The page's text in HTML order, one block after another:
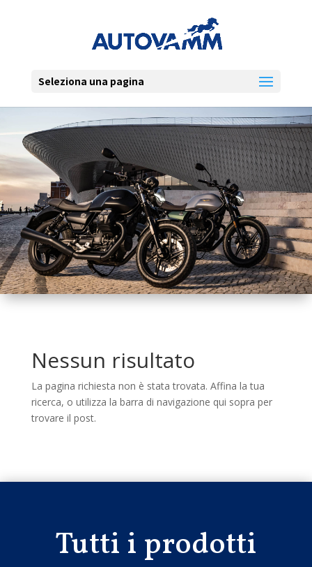
Seleziona una pagina
Nessun risultato
La pagina richiesta non è stata trovata. Affina la tua
ricerca, o utilizza la barra di navigazione qui sopra per
trovare il post.
Tutti i prodotti